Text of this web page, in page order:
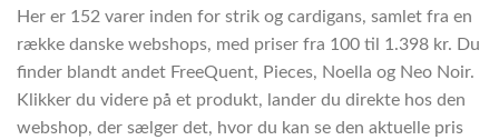
Her er 152 varer inden for strik og cardigans, samlet fra en
række danske webshops, med priser fra 100 til 1.398 kr. Du
finder blandt andet FreeQuent, Pieces, Noella og Neo Noir.
Klikker du videre på et produkt, lander du direkte hos den
webshop, der sælger det, hvor du kan se den aktuelle pris